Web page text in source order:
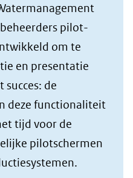
pilot-
om te
en presentatie
de
deze functionaliteit
tijd voor de
pilotschermen